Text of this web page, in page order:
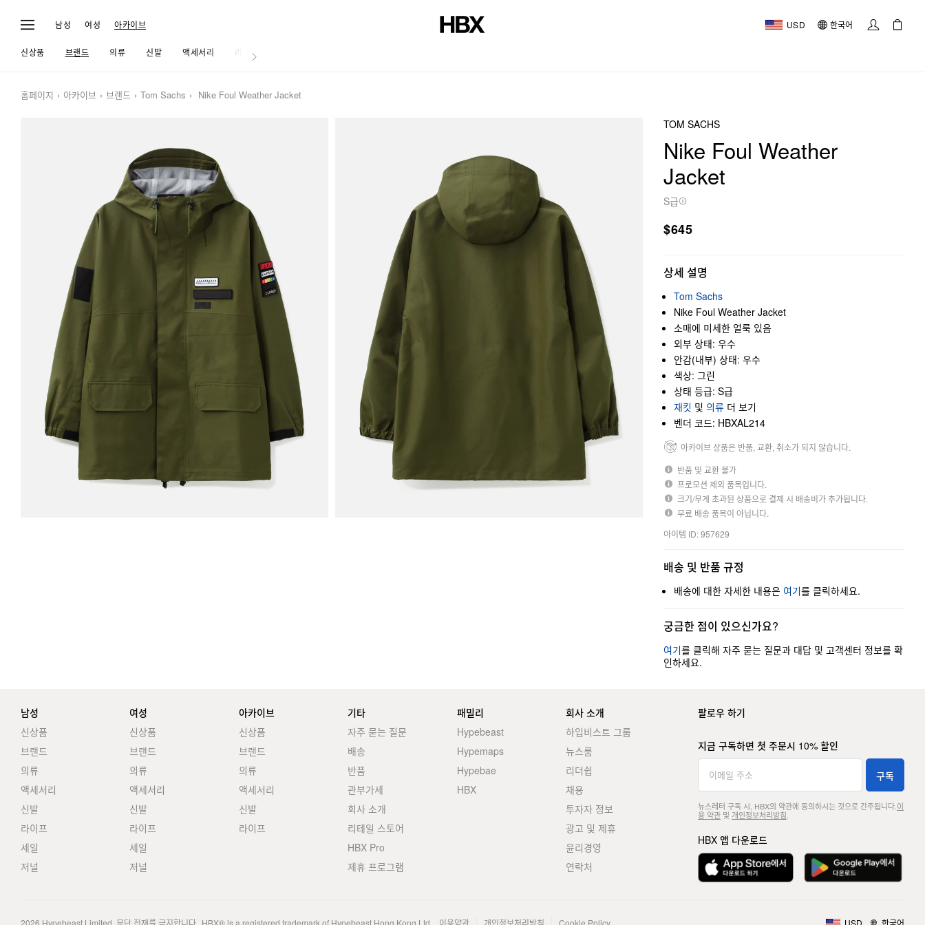
남성 여성 아카이브 USD 한국어
신상품 브랜드 의류 신발 액세서리 라이프
홈페이지 아카이브 브랜드 Tom Sachs Nike Foul Weather Jacket
TOM SACHS
Nike Foul Weather
Jacket
S급
$645
상세 설명
Tom Sachs
Nike Foul Weather Jacket
소매에 미세한 얼룩 있음
외부 상태: 우수
안감(내부) 상태: 우수
색상: 그린
상태 등급: S급
재킷 및 의류 더 보기
벤더 코드: HBXAL214
아카이브 상품은 반품, 교환, 취소가 되지 않습니다.
반품 및 교환 불가
프로모션 제외 품목입니다.
크기/무게 초과된 상품으로 결제 시 배송비가 추가됩니다.
무료 배송 품목이 아닙니다.
아이템 ID: 957629
배송 및 반품 규정
배송에 대한 자세한 내용은 여기를 클릭하세요.
궁금한 점이 있으신가요?
여기를 클릭해 자주 묻는 질문과 대답 및 고객센터 정보를 확
인하세요.
남성
신상품
브랜드
의류
액세서리
신발
라이프
세일
저널
여성
신상품
브랜드
의류
액세서리
신발
라이프
세일
저널
아카이브
신상품
브랜드
의류
액세서리
신발
라이프
기타
자주 묻는 질문
배송
반품
관부가세
회사 소개
리테일 스토어
HBX Pro
제휴 프로그램
패밀리
Hypebeast
Hypemaps
Hypebae
HBX
회사 소개
하입비스트 그룹
뉴스룸
리더쉽
채용
투자자 정보
광고 및 제휴
윤리경영
연락처
팔로우 하기
지금 구독하면 첫 주문시 10% 할인
구독
뉴스레터 구독 시, HBX의 약관에 동의하시는 것으로 간주됩니다. 이
용 약관및 개인정보처리방침
HBX 앱 다운로드
2026 Hypebeast Limited . 무단 전재를 금지합니다. HBX® is a registered trademark of Hypebeast Hong Kong Ltd. 이용약관 개인정보처리방침 Cookie Policy USD 한국어